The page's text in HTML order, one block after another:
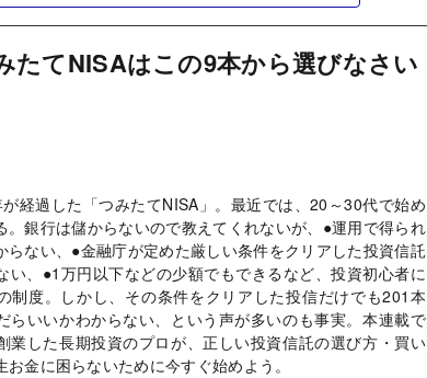
てNISAはこの9本から選びなさい
経過した「つみたてNISA」。最近では、20～30代で始め
。銀行は儲からないので教えてくれないが、●運用で得られ
らない、●金融庁が定めた厳しい条件をクリアした投資信託
い、●1万円以下などの少額でもできるなど、投資初心者に
制度。しかし、その条件をクリアした投信だけでも201本
らいいかわからない、という声が多いのも事実。本連載で
業した長期投資のプロが、正しい投資信託の選び方・買い
金に困らないために今すぐ始めよう。